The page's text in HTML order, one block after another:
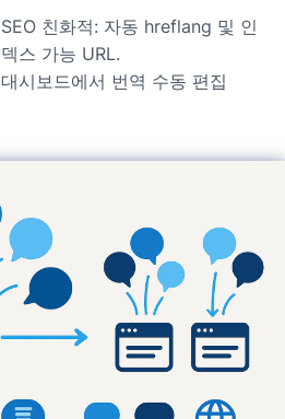
SEO 친화적: 자동 hreflang 및 인
덱스 가능 URL.
대시보드에서 번역 수동 편집